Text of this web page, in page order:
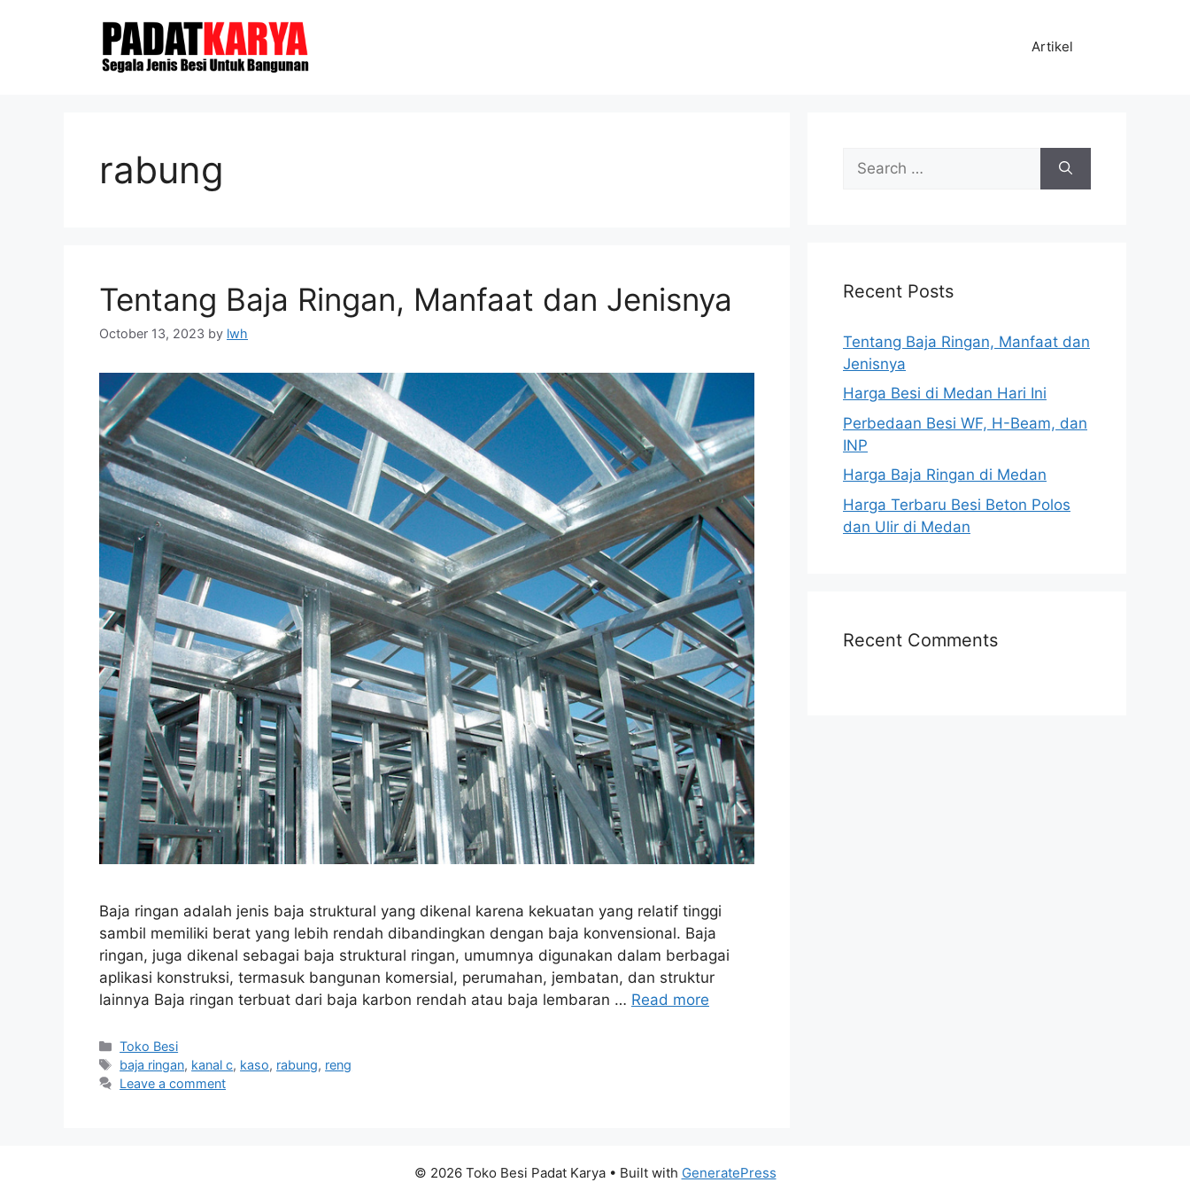
Artikel
rabung
Tentang Baja Ringan, Manfaat dan Jenisnya
October 13, 2023 by lwh
Baja ringan adalah jenis baja struktural yang dikenal karena kekuatan yang relatif tinggi
sambil memiliki berat yang lebih rendah dibandingkan dengan baja konvensional. Baja
ringan, juga dikenal sebagai baja struktural ringan, umumnya digunakan dalam berbagai
aplikasi konstruksi, termasuk bangunan komersial, perumahan, jembatan, dan struktur
lainnya Baja ringan terbuat dari baja karbon rendah atau baja lembaran … Read more
Categories
Toko Besi
Tags
baja ringan, kanal c, kaso, rabung, reng
Leave a comment
for:
Recent Posts
Tentang Baja Ringan, Manfaat dan
Jenisnya
Harga Besi di Medan Hari Ini
Perbedaan Besi WF, H-Beam, dan
INP
Harga Baja Ringan di Medan
Harga Terbaru Besi Beton Polos
dan Ulir di Medan
Recent Comments
© 2026 Toko Besi Padat Karya• Built with GeneratePress